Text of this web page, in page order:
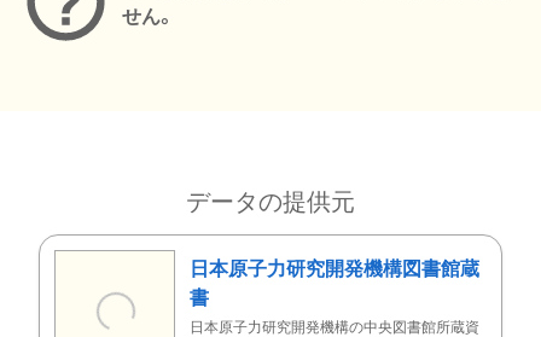
せん。
データの提供元
日本原子力研究開発機構図書館蔵
書
日本原子力研究開発機構の中央図書館所蔵資